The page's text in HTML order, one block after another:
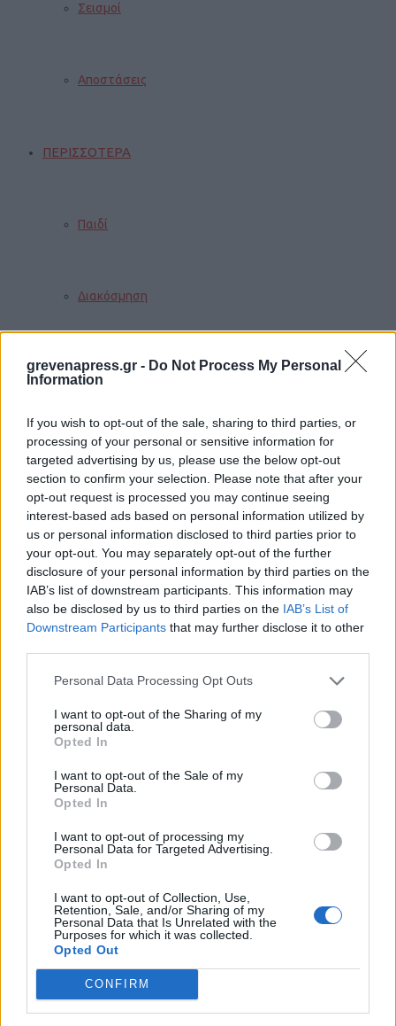
grevenapress.gr - Do Not Process My Personal
Information
If you wish to opt-out of the sale, sharing to third parties, or
processing of your personal or sensitive information for
targeted advertising by us, please use the below opt-out
section to confirm your selection. Please note that after your
opt-out request is processed you may continue seeing
interest-based ads based on personal information utilized by
us or personal information disclosed to third parties prior to
your opt-out. You may separately opt-out of the further
disclosure of your personal information by third parties on the
IAB’s list of downstream participants. This information may
also be disclosed by us to third parties on the IAB’s List of
Downstream Participants that may further disclose it to other
Personal Data Processing Opt Outs
I want to opt-out of the Sharing of my
personal data.
Opted In
I want to opt-out of the Sale of my
Personal Data.
Opted In
I want to opt-out of processing my
Personal Data for Targeted Advertising.
Opted In
I want to opt-out of Collection, Use,
Retention, Sale, and/or Sharing of my
Personal Data that Is Unrelated with the
Purposes for which it was collected.
Opted Out
CONFIRM
Σεισμοί
Αποστάσεις
ΠΕΡΙΣΣΟΤΕΡΑ
Παιδί
Διακόσμηση
Διατροφή
Υγεία
Auto
Sexuality